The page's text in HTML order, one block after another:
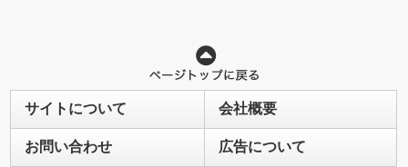
サイトについて 会社概要
お問い合わせ 広告について